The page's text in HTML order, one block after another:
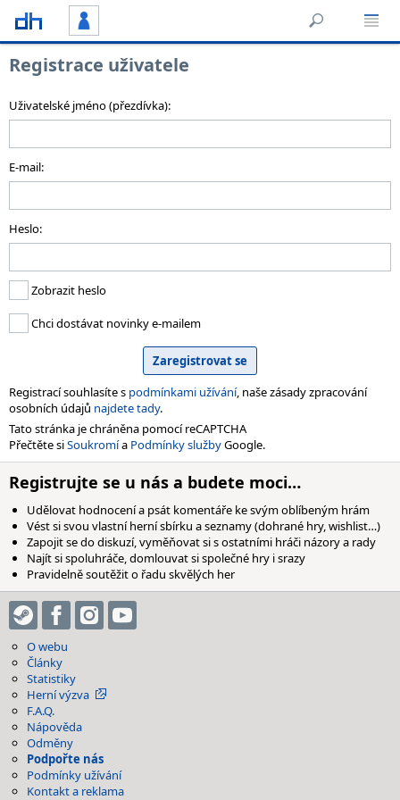
Registrace uživatele
Uživatelské jméno (přezdívka):
E-mail:
Heslo:
Zobrazit heslo
Chci dostávat novinky e-mailem
Registrací souhlasíte s podmínkami užívání, naše zásady zpracování
osobních údajů najdete tady.
Tato stránka je chráněna pomocí reCAPTCHA
Přečtěte siSoukromía Podmínky službyGoogle.
Registrujte se u nás a budete moci…
Udělovat hodnocení a psát komentáře ke svým oblíbeným hrám
Vést si svou vlastní herní sbírku a seznamy (dohrané hry, wishlist…)
Zapojit se do diskuzí, vyměňovat si s ostatními hráči názory a rady
Najít si spoluhráče, domlouvat si společné hry i srazy
Pravidelně soutěžit o řadu skvělých her
O webu
Články
Statistiky
Herní výzva
F.A.Q.
Nápověda
Odměny
Podpořte nás
Podmínky užívání
Kontakt a reklama